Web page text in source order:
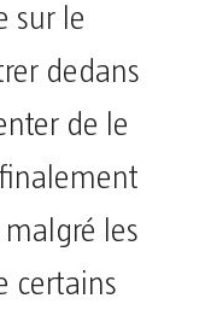
sur le
dedans
de le
finalement
les
certains